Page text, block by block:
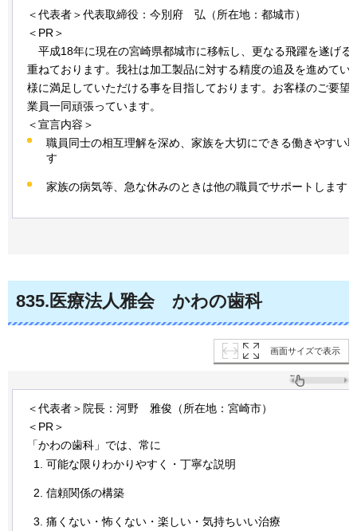
＜代表者＞代表取締役：今別府 弘 （所在地：都城市）
＜PR＞
平成18年に現在の宮崎県都城市に移転し、更なる飛躍を遂げる
重ねております。我社は加工製品に対する精度の追及を進めてい
様に満足していただける事を目指しております。お客様のご要望
業員一同頑張っています。
＜宣言内容＞
職員同士の相互理解を深め、家族を大切にできる働きやすい
す
家族の病気等、急な休みのときは他の職員でサポートします
835.医療法人雅会 かわの歯科
画面サイズで表示
＜代表者＞院長：河野 雅俊（所在地：宮崎市）
＜PR＞
「かわの歯科」では、常に
可能な限りわかりやすく・丁寧な説明
信頼関係の構築
痛くない・怖くない・楽しい・気持ちいい治療